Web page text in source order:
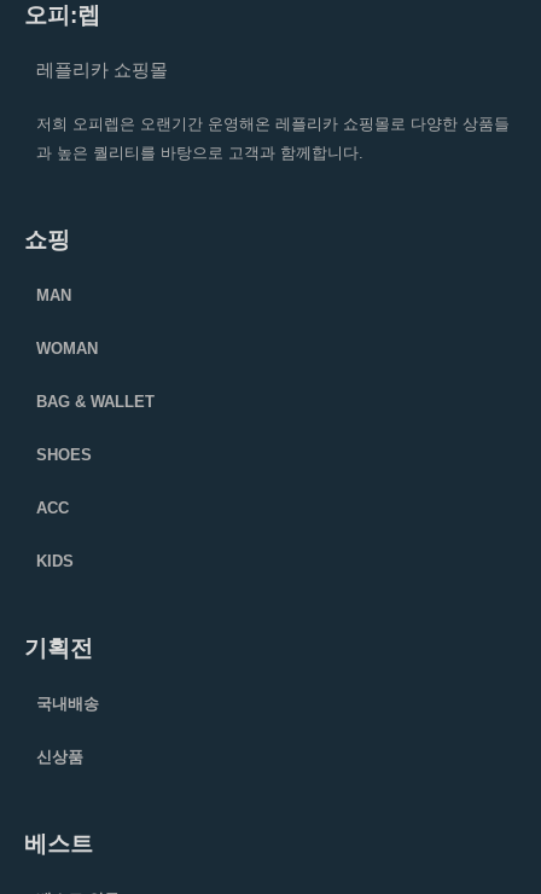
오피:렙
레플리카 쇼핑몰
저희 오피렙은 오랜기간 운영해온 레플리카 쇼핑몰로 다양한 상품들
과 높은 퀄리티를 바탕으로 고객과 함께합니다.
쇼핑
MAN
WOMAN
BAG & WALLET
SHOES
ACC
KIDS
기획전
국내배송
신상품
베스트